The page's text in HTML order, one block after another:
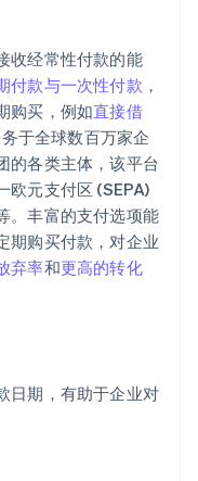
收经常性付款的能
付款与一次性付款 ，
购买，例如直接借
于全球数百万家企
的各类主体，该平台
欧元支付区 (SEPA)
。丰富的支付选项能
期购买付款，对企业
弃率和更高的转化
日期，有助于企业对